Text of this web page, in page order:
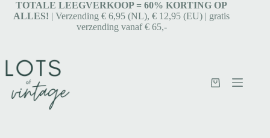
TOTALE LEEGVERKOOP = 60% KORTING OP
ALLES! | Verzending € 6,95 (NL), € 12,95 (EU) | gratis
verzending vanaf € 65,-